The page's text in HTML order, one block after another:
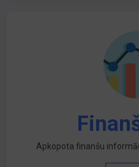
Apkopota finanšu